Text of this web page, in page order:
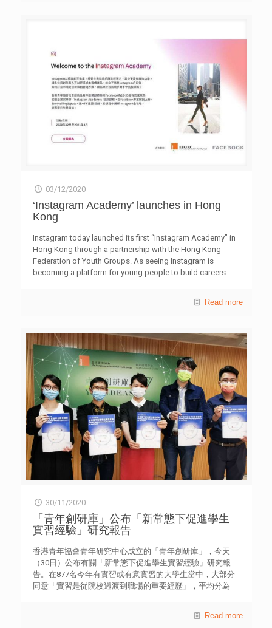
級總監楊天寵工程師擔任分享嘉賓；並由安投管理合伙人鄭
其森先生主持。 香港青年協會領袖學院總監黃好儀女士表
示，在創新科技及新常態的驅動下，全球經濟金融加速發
展，裝備青年的未來技能成為重要任務。青協領袖學院著重
實用技能與素質培育並重，推出的「滙豐財經領袖對話系
列」，致力加強本地大學生對全球經濟金融發展的認知，提
升其競爭與適應能力，以配合未來職場的需求和期望。該活
動另一環節為明年1月舉行的金融科技案例研究比賽，她鼓
勵大學生積極組隊報名，設計嶄新的金融科技工具或服務。
Amazon Web Services香港及台灣金融業發展主管陳耀榮
先生在活動上分享，金融科技行業現時以顧客為主導，並且
作、解難及創造力等，並且不要拖延，用行動取得實質成
效。 商湯科技戰略投資部董事總經理王康曼女士表示，金
融科技包含多種技術，她們現時專注的人工智能及數碼化貨
幣於不同市場廣泛應用，尤其在內地市場迅速發展，而香港
對金融科技的人才需求龐大，她鼓勵大學生畢業後投身這行
業，發揮創新和創意，不斷作出新嘗試。 香港科技園公司
電子、信息及通訊科技群組高級總監楊天寵工程師指，特區
政府及不同機構均投放大量資源為金融科技業界提供支援，
擴闊視野，發掘具潛力的市場發展空間，成為行業先驅。
外活動有傑出表現，並且獲所屬學院推薦。他們有機會親身
了解滙豐不同部門的運作，並藉著不同體驗學習，提升創新
能力，透過合作把意念實踐。詳情可瀏覽網站
hkfyg.org.hk/futureskills。
03/12/2020
‘Instagram Academy’ launches in Hong
Kong
Instagram today launched its first “Instagram Academy” in
Hong Kong through a partnership with the Hong Kong
Federation of Youth Groups. As seeing Instagram is
becoming a platform for young people to build careers
population of young users, the launch of “Instagram
businesses to grow. “Instagram Academy” will recruit and
train around 300 young entrepreneurs aged between 18
and 35. Registration starts from now until December 11,[…]
Read more
30/11/2020
「青年創研庫」公布「新常態下促進學生
實習經驗」研究報告
香港青年協會青年研究中心成立的「青年創研庫」，今天
（30日）公布有關「新常態下促進學生實習經驗」研究報
告。在877名今年有實習或有意實習的大學生當中，大部分
同意「實習是從院校過渡到職場的重要經歷」，平均分為
歷表（51.0%），把所學知識應用到實際工作（44.7%）和探
Read more